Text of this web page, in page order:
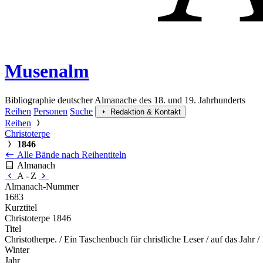
Musenalm
Bibliographie deutscher Almanache des 18. und 19. Jahrhunderts
Reihen Personen Suche Redaktion & Kontakt
Reihen
Christoterpe
1846
Alle Bände nach Reihentiteln
Almanach
A - Z
Almanach-Nummer
1683
Kurztitel
Christoterpe 1846
Titel
Christotherpe. / Ein Taschenbuch für christliche Leser / auf das
Winter
Jahr